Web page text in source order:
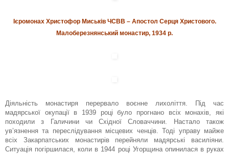
Ієромонах Христофор Миськів ЧСВВ – Апостол Серця Христового.
Малоберезнянський монастир, 1934 р.
Діяльність монастиря перервало воєнне лихоліття. Під час
мадярської окупації в 1939 році було прогнано всіх монахів, які
походили з Галичини чи Східної Словаччини. Настало також
ув’язнення та переслідування місцевих ченців. Тоді управу майже
всіх Закарпатських монастирів перейняли мадярські василіяни.
Ситуація погіршилася, коли в 1944 році Угорщина опинилася в руках